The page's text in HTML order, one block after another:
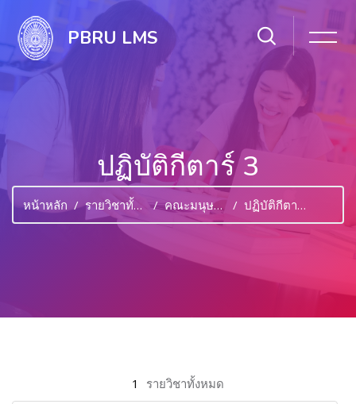
PBRU LMS
ปฏิบัติกีตาร์ 3
หน้าหลัก รายวิชาทั้งหมด คณะมนุษยศาสตร์และสังคมศาสตร์ ปฏิบัติกีตาร์ 3
1 รายวิชาทั้งหมด